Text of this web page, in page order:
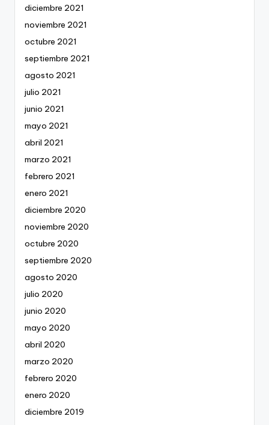
diciembre 2021
noviembre 2021
octubre 2021
septiembre 2021
agosto 2021
julio 2021
junio 2021
mayo 2021
abril 2021
marzo 2021
febrero 2021
enero 2021
diciembre 2020
noviembre 2020
octubre 2020
septiembre 2020
agosto 2020
julio 2020
junio 2020
mayo 2020
abril 2020
marzo 2020
febrero 2020
enero 2020
diciembre 2019